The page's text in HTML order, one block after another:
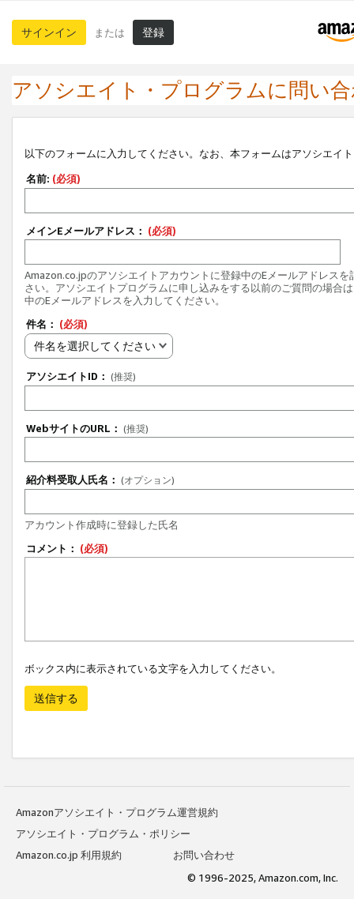
サインイン または 登録
アソシエイト・プログラムに問い
以下のフォームに入力してください。なお、本フォームはアソシエイ
名前: (必須)
メインEメールアドレス： (必須)
Amazon.co.jpのアソシエイトアカウントに登録中のEメールアドレスを
さい。アソシエイトプログラムに申し込みをする以前のご質問の場合
中のEメールアドレスを入力してください。
件名： (必須)
件名を選択してください
アソシエイトID： (推奨)
WebサイトのURL： (推奨)
紹介料受取人氏名： (オプション)
アカウント作成時に登録した氏名
コメント： (必須)
ボックス内に表示されている文字を入力してください。
送信する
Amazonアソシエイト・プログラム運営規約
アソシエイト・プログラム・ポリシー
Amazon.co.jp 利用規約
お問い合わせ
© 1996-2025, Amazon.com, Inc.